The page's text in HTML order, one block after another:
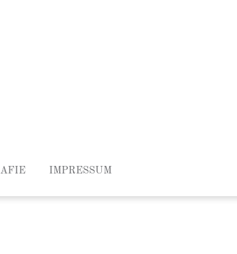
IMPRESSUM